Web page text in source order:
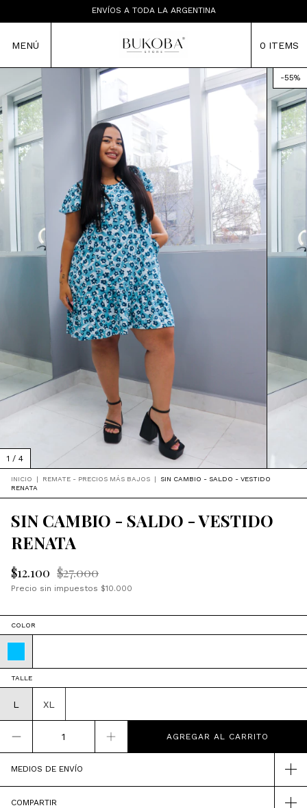
ENVÍOS A TODA LA ARGENTINA
MENÚ 0 ITEMS
-55%
1 / 4
INICIO | REMATE - PRECIOS MÁS BAJOS |
SIN CAMBIO - SALDO - VESTIDO
RENATA
SIN CAMBIO - SALDO - VESTIDO
RENATA
$12.100 $27.000
Precio sin impuestos $10.000
COLOR
TALLE
L XL
MEDIOS DE ENVÍO
COMPARTIR